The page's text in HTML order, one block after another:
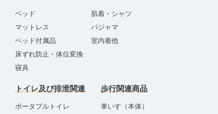
ベッド
マットレス
ベッド付属品
床ずれ防止・体位変換
寝具
肌着・シャツ
パジャマ
室内着他
トイレ及び排泄関連
ポータブルトイレ
歩行関連商品
車いす（本体）